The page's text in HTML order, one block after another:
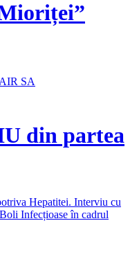
din partea